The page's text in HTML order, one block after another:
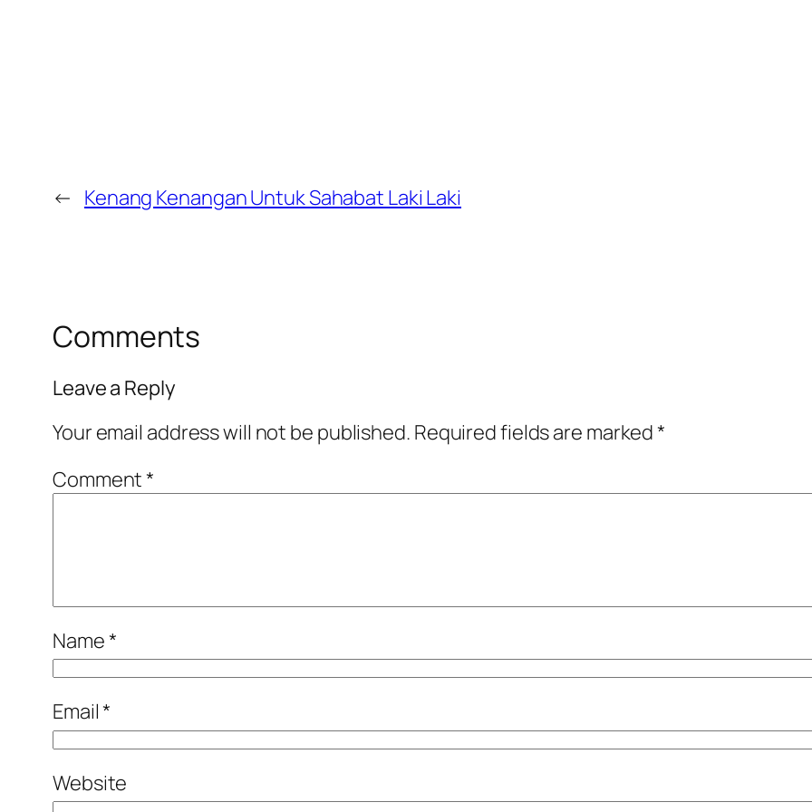
← Kenang Kenangan Untuk Sahabat Laki Laki
Comments
Leave a Reply
Your email address will not be published. Required fields are marked*
Comment*
Name*
Email*
Website